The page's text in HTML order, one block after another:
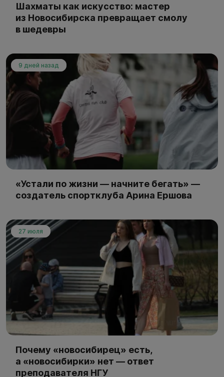
Шахматы как искусство: мастер
из Новосибирска превращает смолу
в шедевры
9 дней назад
«Устали по жизни — начните бегать» —
создатель спортклуба Арина Ершова
27 июля
Почему «новосибирец» есть,
а «новосибирки» нет — ответ
преподавателя НГУ